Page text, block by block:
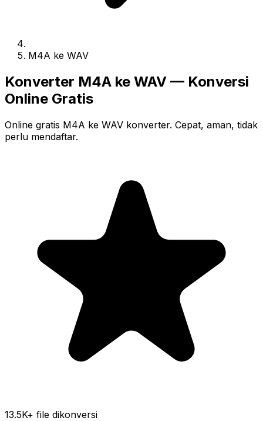
M4A ke WAV
Konverter M4A ke WAV — Konversi
Online Gratis
Online gratis M4A ke WAV konverter. Cepat, aman, tidak
perlu mendaftar.
13.5K+ file dikonversi